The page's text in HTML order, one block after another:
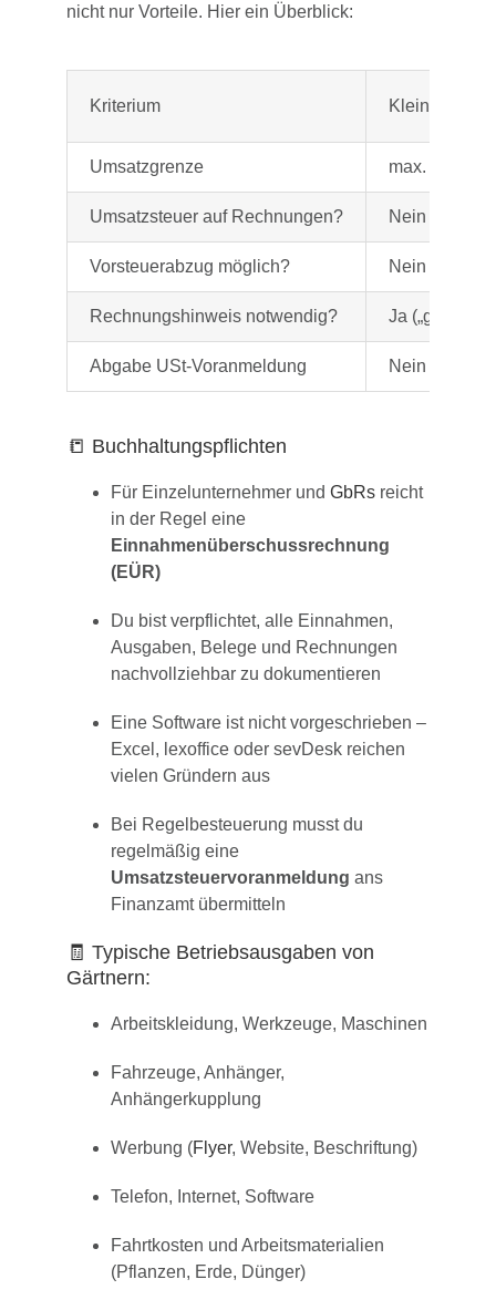
nicht nur Vorteile. Hier ein Überblick:
Kriterium
Umsatzgrenze max.
Umsatzsteuer auf Rechnungen? Nein
Vorsteuerabzug möglich? Nein
Rechnungshinweis notwendig? Ja („gem.
Abgabe USt-Voranmeldung Nein
📒 Buchhaltungspflichten
Für Einzelunternehmer und GbRs reicht
in der Regel eine
Einnahmenüberschussrechnung
(EÜR)
Du bist verpflichtet, alle Einnahmen,
Ausgaben, Belege und Rechnungen
nachvollziehbar zu dokumentieren
Eine Software ist nicht vorgeschrieben –
Excel, lexoffice oder sevDesk reichen
vielen Gründern aus
Bei Regelbesteuerung musst du
regelmäßig eine
Umsatzsteuervoranmeldung ans
Finanzamt übermitteln
🧾 Typische Betriebsausgaben von
Gärtnern:
Arbeitskleidung, Werkzeuge, Maschinen
Fahrzeuge, Anhänger,
Anhängerkupplung
Werbung (Flyer, Website, Beschriftung)
Telefon, Internet, Software
Fahrtkosten und Arbeitsmaterialien
(Pflanzen, Erde, Dünger)